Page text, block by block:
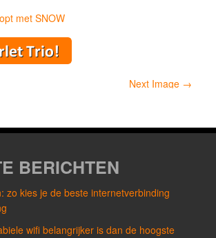
met SNOW
Next Image →
BERICHTEN
zo kies je de beste internetverbinding
wifi belangrijker is dan de hoogste